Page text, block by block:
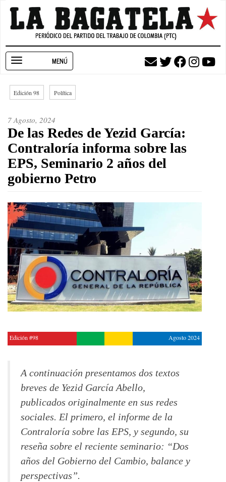
Pasar
contenido
navigation
Edición 98 Política
7 Agosto, 2024
De las Redes de Yezid García:
Contraloría informa sobre las
EPS, Seminario 2 años del
gobierno Petro
Edición #98 Agosto 2024
A continuación presentamos dos textos
breves de Yezid García Abello,
publicados originalmente en sus redes
sociales. El primero, el informe de la
Contraloría sobre las EPS, y segundo, su
reseña sobre el reciente seminario: “Dos
años del Gobierno del Cambio, balance y
perspectivas”.